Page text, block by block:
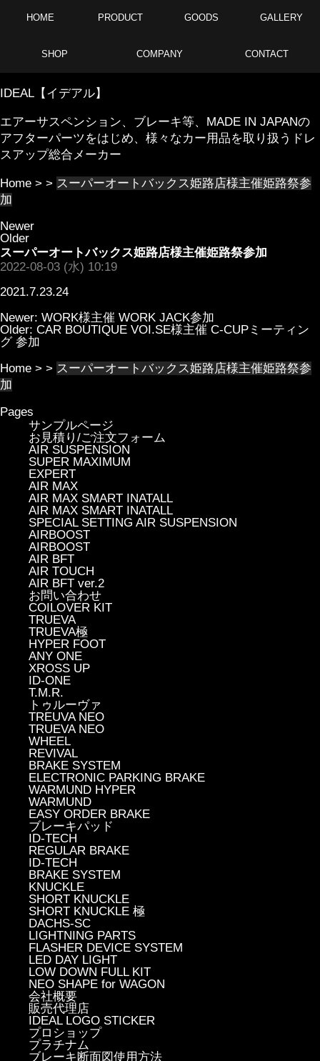
HOME PRODUCT GOODS GALLERY
SHOP COMPANY CONTACT
IDEAL【イデアル】
エアーサスペンション、ブレーキ等、MADE IN JAPANの
アフターパーツをはじめ、様々なカー用品を取り扱うドレ
スアップ総合メーカー
Home > > スーパーオートバックス姫路店様主催姫路祭参
加
Newer
Older
スーパーオートバックス姫路店様主催姫路祭参加
2022-08-03 (水) 10:19
2021.7.23.24
Newer: WORK様主催 WORK JACK参加
Older: CAR BOUTIQUE VOI.SE様主催 C-CUPミーティン
グ 参加
Home > > スーパーオートバックス姫路店様主催姫路祭参
加
Pages
サンプルページ
お見積り/ご注文フォーム
AIR SUSPENSION
SUPER MAXIMUM
EXPERT
AIR MAX
AIR MAX SMART INATALL
AIR MAX SMART INATALL
SPECIAL SETTING AIR SUSPENSION
AIRBOOST
AIRBOOST
AIR BFT
AIR TOUCH
AIR BFT ver.2
お問い合わせ
COILOVER KIT
TRUEVA
TRUEVA極
HYPER FOOT
ANY ONE
XROSS UP
ID-ONE
T.M.R.
トゥルーヴァ
TREUVA NEO
TRUEVA NEO
WHEEL
REVIVAL
BRAKE SYSTEM
ELECTRONIC PARKING BRAKE
WARMUND HYPER
WARMUND
EASY ORDER BRAKE
ブレーキパッド
ID-TECH
REGULAR BRAKE
ID-TECH
BRAKE SYSTEM
KNUCKLE
SHORT KNUCKLE
SHORT KNUCKLE 極
DACHS-SC
LIGHTNING PARTS
FLASHER DEVICE SYSTEM
LED DAY LIGHT
LOW DOWN FULL KIT
NEO SHAPE for WAGON
会社概要
販売代理店
IDEAL LOGO STICKER
プロショップ
プラチナム
ブレーキ断面図使用方法